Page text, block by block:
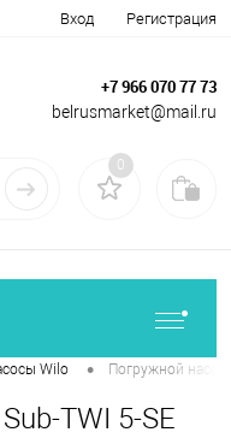
Вход Регистрация
+7 966 070 77 73
belrusmarket@mail.ru
0
Wilo • Погружной насос
TWI 5-SE